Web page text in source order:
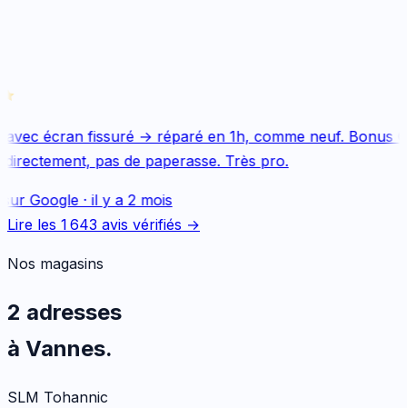
écran fissuré → réparé en 1h, comme neuf. Bonus
pas de paperasse. Très pro.
Google· il y a 2 mois
Lire les 1 643 avis vérifiés →
Nos magasins
2 adresses
à Vannes.
SLM Tohannic